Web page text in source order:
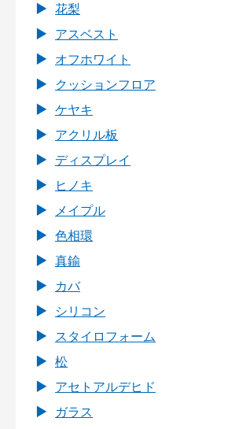
花梨
アスベスト
オフホワイト
クッションフロア
ケヤキ
アクリル板
ディスプレイ
ヒノキ
メイプル
色相環
真鍮
カバ
シリコン
スタイロフォーム
松
アセトアルデヒド
ガラス